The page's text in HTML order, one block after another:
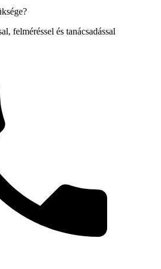
felméréssel és tanácsadással